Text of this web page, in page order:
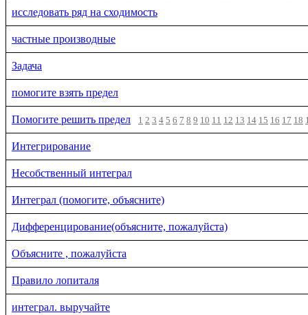
исследовать ряд на сходимость
частные производные
Задача
помогите взять предел
Помогите решить предел 1 2 3 4 5 6 7 8 9 10 11 12 13 14 15 16 17 18
Интегрирование
Несобственный интеграл
Интеграл (помогите, объясните)
Дифференцирование(объясните, пожалуйста)
Объясните , пожалуйста
Правило лопиталя
интеграл. выручайте